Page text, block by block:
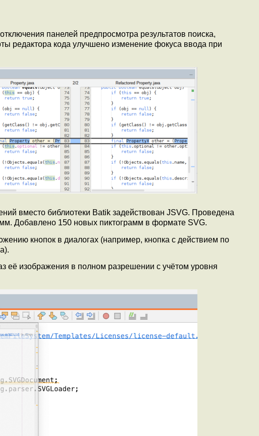
панелей предпросмотра результатов поиска,
редактора кода улучшено изменение фокуса ввода при
вместо библиотеки Batik задействован JSVG. Проведена
Добавлено 150 новых пиктограмм в формате SVG.
кнопок в диалогах (например, кнопка с действием по
изображения в полном разрешении с учётом уровня